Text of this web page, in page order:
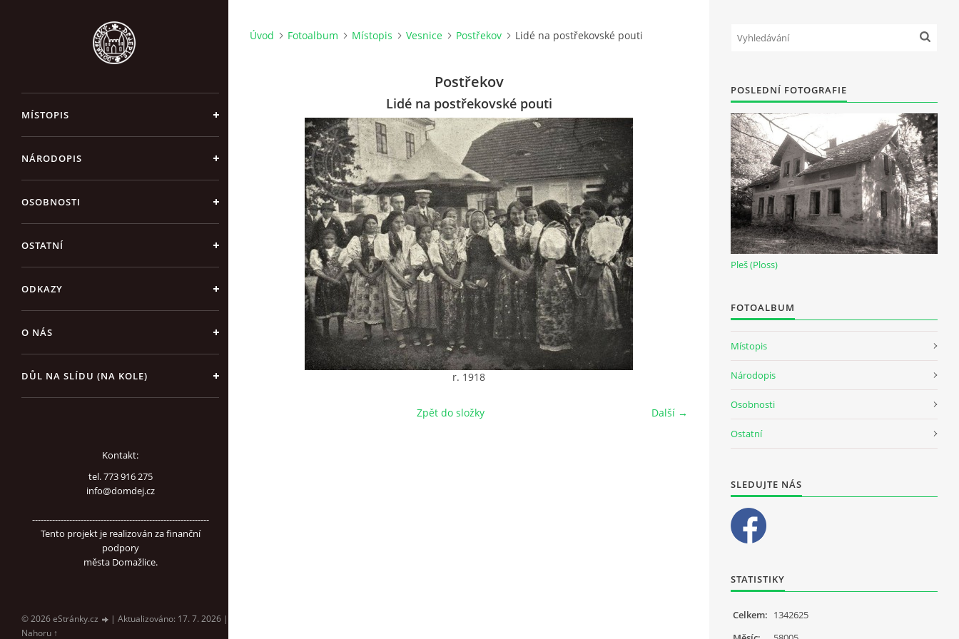
MÍSTOPIS
NÁRODOPIS
OSOBNOSTI
OSTATNÍ
ODKAZY
O NÁS
DŮL NA SLÍDU (NA KOLE)
Kontakt:
tel. 773 916 275
info@domdej.cz
--------------------------------------------------------------
Tento projekt je realizován za finanční
podpory
města Domažlice.
© 2026 eStránky.cz | Aktualizováno: 17. 7. 2026 |
Nahoru ↑
Úvod Fotoalbum Místopis Vesnice Postřekov Lidé na postřekovské pouti
Postřekov
Lidé na postřekovské pouti
r. 1918
Další →
Zpět do složky
POSLEDNÍ FOTOGRAFIE
Pleš (Ploss)
FOTOALBUM
Místopis
Národopis
Osobnosti
Ostatní
SLEDUJTE NÁS
STATISTIKY
Celkem: 1342625